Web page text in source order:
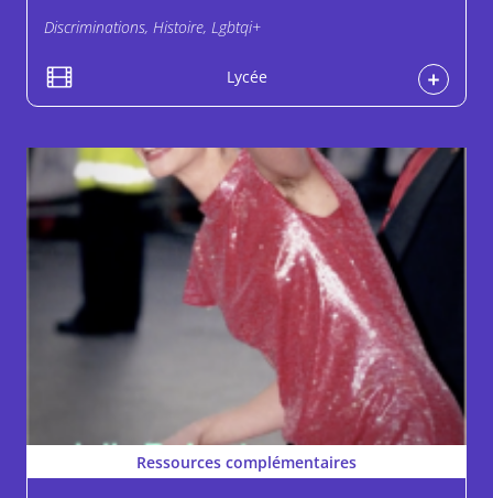
Discriminations, Histoire, Lgbtqi+
Lycée
Ressources complémentaires